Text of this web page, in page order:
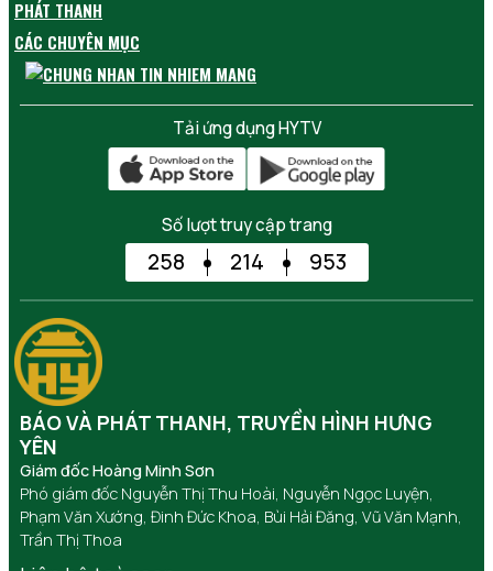
PHÁT THANH
CÁC CHUYÊN MỤC
Tải ứng dụng HYTV
Số lượt truy cập trang
258 214 953
BÁO VÀ PHÁT THANH, TRUYỀN HÌNH HƯNG
YÊN
Giám đốc Hoàng Minh Sơn
Phó giám đốc Nguyễn Thị Thu Hoài, Nguyễn Ngọc Luyện,
Phạm Văn Xướng, Đinh Đức Khoa, Bùi Hải Đăng, Vũ Văn Mạnh,
Trần Thị Thoa